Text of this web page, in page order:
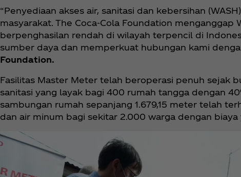
“Penyediaan akses air, sanitasi dan kebersihan
masyarakat. The Coca‑Cola Foundation
berpenghasilan rendah di wilayah terpencil di
sumber daya dan memperkuat hubungan kami
Foundation.
Fasilitas Master Meter telah beroperasi penuh sejak
sanitasi yang layak bagi 400 rumah tangga dengan
sambungan rumah sepanjang 1.679,15 meter telah
dan air minum bagi sekitar 2.000 warga dengan